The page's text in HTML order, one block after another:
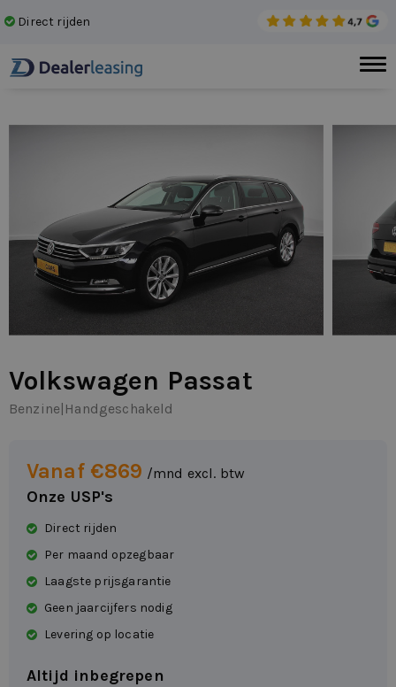
Direct rijden
Volkswagen Passat
Benzine Handgeschakeld
Vanaf €869 /mnd excl. btw
Onze USP's
Direct rijden
Per maand opzegbaar
Laagste prijsgarantie
Geen jaarcijfers nodig
Levering op locatie
Altijd inbegrepen